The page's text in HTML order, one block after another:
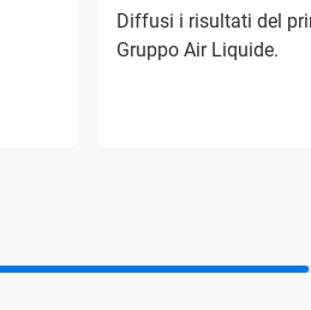
Diffusi i risultati del
Gruppo Air Liquide.